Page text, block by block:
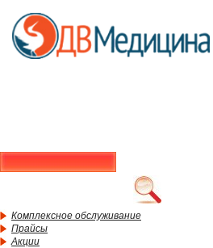
Комплексное обслуживание
Прайсы
Акции